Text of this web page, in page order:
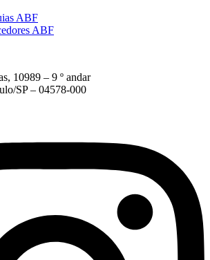
ABF
ABF
10989 – 9 º andar
SP – 04578-000